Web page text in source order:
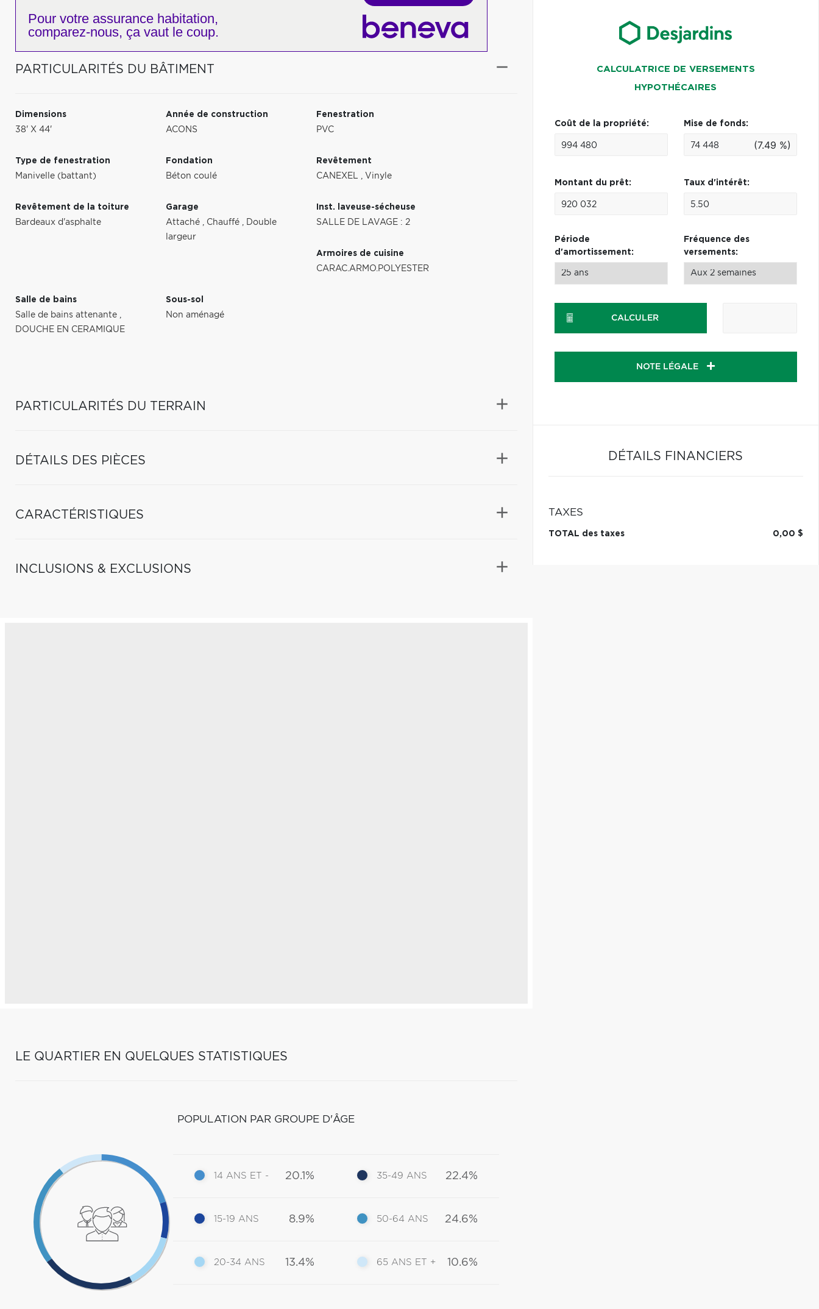
Pour votre assurance habitation,
comparez-nous, ça vaut le coup.
PARTICULARITÉS DU BÂTIMENT
Dimensions
38' X 44'
Année de construction
ACONS
Fenestration
PVC
Type de fenestration
Manivelle (battant)
Fondation
Béton coulé
Revêtement
CANEXEL , Vinyle
Revêtement de la toiture
Bardeaux d'asphalte
Garage
Attaché , Chauffé , Double
largeur
Inst. laveuse-sécheuse
SALLE DE LAVAGE : 2
Armoires de cuisine
CARAC.ARMO.POLYESTER
Salle de bains
Salle de bains attenante ,
DOUCHE EN CERAMIQUE
Sous-sol
Non aménagé
PARTICULARITÉS DU TERRAIN
DÉTAILS DES PIÈCES
CARACTÉRISTIQUES
INCLUSIONS & EXCLUSIONS
LE QUARTIER EN QUELQUES STATISTIQUES
POPULATION PAR GROUPE D'ÂGE
14 ANS ET - 20.1%
15-19 ANS 8.9%
20-34 ANS 13.4%
35-49 ANS 22.4%
50-64 ANS 24.6%
65 ANS ET + 10.6%
CALCULATRICE DE VERSEMENTS
HYPOTHÉCAIRES
Coût de la propriété: Mise de fonds:
(7.49 %)
Montant du prêt: Taux d'intérêt:
Période
d'amortissement:
Fréquence des
versements:
CALCULER
NOTE LÉGALE
DÉTAILS FINANCIERS
TAXES
TOTAL des taxes 0,00 $